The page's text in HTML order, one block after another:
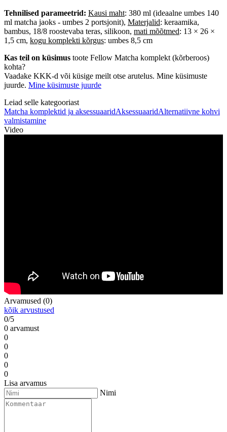
Tehnilised parameetrid: Kausi maht: 380 ml (ideaalne umbes 140
ml matcha jaoks - umbes 2 portsjonit), Materjalid: keraamika,
bambus, 18/8 roostevaba teras, silikoon, mati mõõtmed: 13 × 26 ×
1,5 cm, kogu komplekti kõrgus: umbes 8,5 cm
Kas teil on küsimus toote Fellow Matcha komplekt (kõrberoos)
kohta?
Vaadake KKK-d või küsige meilt otse arutelus. Mine küsimuste
juurde. Mine küsimuste juurde
Leiad selle kategooriast
Matcha komplektid ja aksessuaaridAksessuaaridAlternatiivne kohvi
valmistamine
Video
Arvamused (0)
kõik arvustused
0/5
0 arvamust
0
0
0
0
0
Lisa arvamus
Nimi